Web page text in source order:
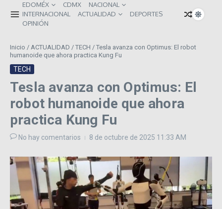
EDOMÉX CDMX
NACIONAL
INTERNACIONAL
ACTUALIDAD
DEPORTES
OPINIÓN
Inicio / ACTUALIDAD / TECH / Tesla avanza con Optimus: El robot
humanoide que ahora practica Kung Fu
TECH
Tesla avanza con Optimus: El
robot humanoide que ahora
practica Kung Fu
No hay comentarios 8 de octubre de 2025 11:33 AM